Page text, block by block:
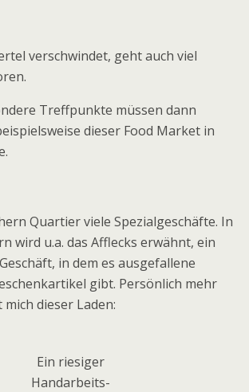
verschwindet, geht auch viel
Treffpunkte müssen dann
dieser Food Market in
Quartier viele Spezialgeschäfte. In
wird u.a. das Afflecks erwähnt, ein
in dem es ausgefallene
gibt. Persönlich mehr
dieser Laden:
Ein riesiger
Handarbeits-